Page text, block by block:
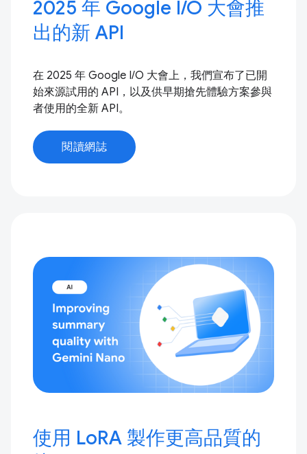
2025 年 Google I/O 大會推
出的新 API
在 2025 年 Google I/O 大會上，我們宣布了已開
始來源試用的 API，以及供早期搶先體驗方案參與
者使用的全新 API。
閱讀網誌
使用 LoRA 製作更高品質的